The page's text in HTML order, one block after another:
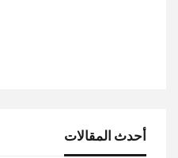
أحدث المقالات